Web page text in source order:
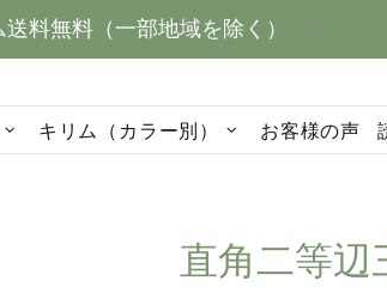
料無料（一部地域を除く）
キリム（カラー別） お客様の声
直角二等辺